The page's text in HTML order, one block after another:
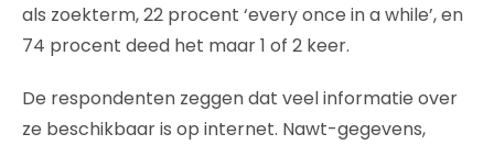
als zoekterm, 22 procent ‘every once in a while’, en
74 procent deed het maar 1 of 2 keer.
De respondenten zeggen dat veel informatie over
ze beschikbaar is op internet. Nawt-gegevens,